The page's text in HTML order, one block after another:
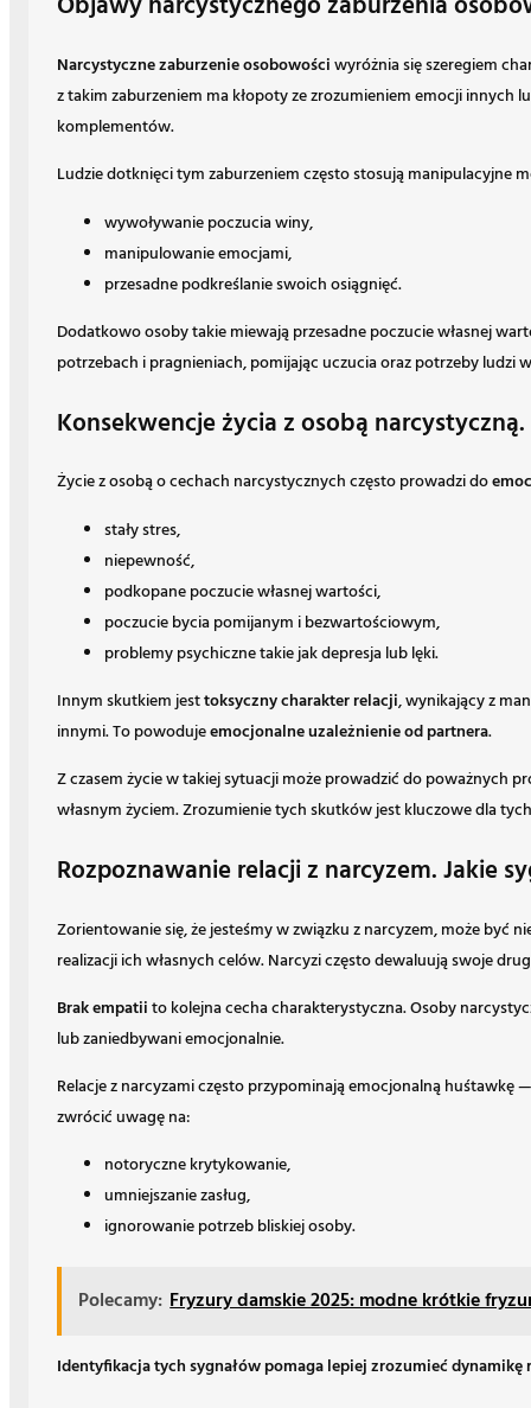
Narcystyczne zaburzenie osobowościwyróżnia się szeregiem
z takim zaburzeniem ma kłopoty ze zrozumieniem emocji innych
komplementów.
Ludzie dotknięci tym zaburzeniem często stosują manipulacyjne
wywoływanie poczucia winy,
manipulowanie emocjami,
przesadne podkreślanie swoich osiągnięć.
Dodatkowo osoby takie miewają przesadne poczucie własnej
potrzebach i pragnieniach, pomijając uczucia oraz potrzeby ludzi
Konsekwencje życia z osobą
Życie z osobą o cechach narcystycznych często prowadzi do
stały stres,
niepewność,
podkopane poczucie własnej wartości,
poczucie bycia pomijanym i bezwartościowym,
problemy psychiczne takie jak depresja lub lęki.
Innym skutkiem jesttoksyczny charakter relacji, wynikający z
innymi. To powodujeemocjonalne uzależnienie od partnera.
Z czasem życie w takiej sytuacji może prowadzić do poważnych
własnym życiem. Zrozumienie tych skutków jest kluczowe dla
Rozpoznawanie relacji z narcyzem. Jakie
Zorientowanie się, że jesteśmy w związku z narcyzem, może być
realizacji ich własnych celów. Narcyzi często dewaluują swoje
Brak empatiito kolejna cecha charakterystyczna. Osoby
lub zaniedbywani emocjonalnie.
Relacje z narcyzami często przypominają emocjonalną
zwrócić uwagę na:
notoryczne krytykowanie,
umniejszanie zasług,
ignorowanie potrzeb bliskiej osoby.
Polecamy: Fryzury damskie 2025: modne krótkie
Identyfikacja tych sygnałów pomaga lepiej zrozumieć